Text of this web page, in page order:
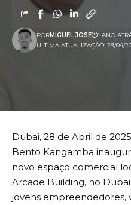
ULTIMA ATUALIZAÇÃO: 29/04/
PORMIGUEL JOSE 1 ANO
Dubai, 28 de Abril de
Bento Kangamba
novo espaço comercial
Arcade Building, no
jovens empreendedores,